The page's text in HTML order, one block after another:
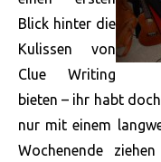
Blick hinter die
Kulissen von
Clue Writing
bieten – ihr habt
nur mit einem
Wochenende